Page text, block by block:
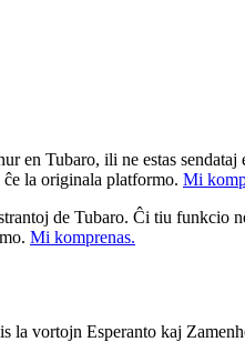
en Tubaro, ili ne estas
la originala platformo. Mi
de Tubaro. Ĉi tiu
Mi komprenas.
vortojn Esperanto kaj